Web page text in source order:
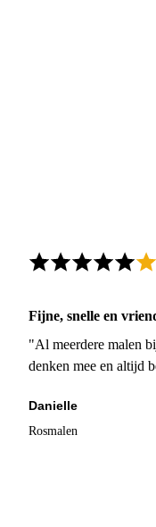
Fijne, snelle en
"Al meerdere malen
denken mee en altijd
Danielle
Rosmalen